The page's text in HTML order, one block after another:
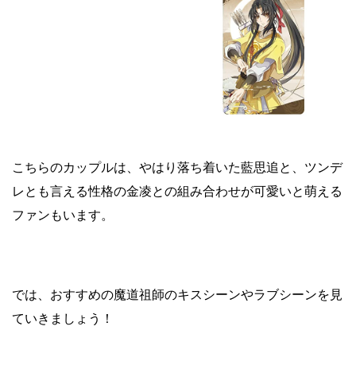
こちらのカップルは、やはり落ち着いた藍思追と、ツンデ
レとも言える性格の金凌との組み合わせが可愛いと萌える
ファンもいます。
では、おすすめの魔道祖師のキスシーンやラブシーンを見
ていきましょう！